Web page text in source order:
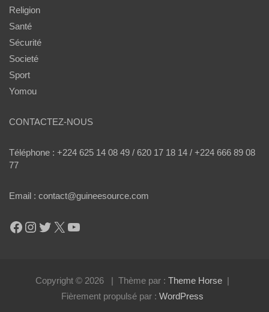
Religion
Santé
Sécurité
Societé
Sport
Yomou
CONTACTEZ-NOUS
Téléphone : +224 625 14 08 49 / 620 17 18 14 / +224 666 89 08
77
Email : contact@guineesource.com
Facebook
Instagram
Twitter
X YouTube
Copyright © 2026 Thème par : Theme Horse
Fièrement propulsé par : WordPress